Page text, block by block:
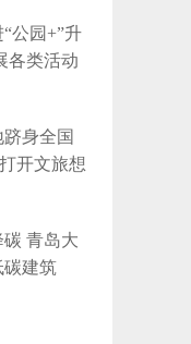
公园+”升
各类活动
身全国
开文旅想
青岛大
碳建筑